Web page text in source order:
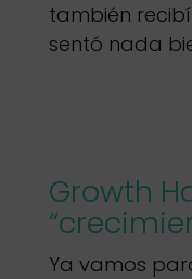
también
sentó nada
Growth
Ya vamos